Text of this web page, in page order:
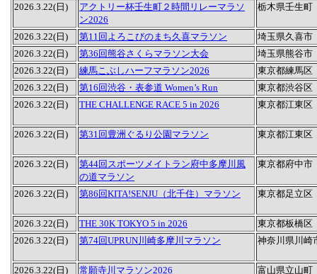
2026.3.22(日)
アクトリー杯壬生町２時間リレーマラソ
ン2026
栃木県壬生町
2026.3.22(日) 第11回よろこびのまち久喜マラソン
埼玉県久喜市
2026.3.22(日)
第36回熊谷さくらマラソン大会
埼玉県熊谷市
2026.3.22(日)
練馬こぶしハーフマラソン2026
東京都練馬区
2026.3.22(日)
第16回渋谷・表参道 Women’s Run
東京都渋谷区
2026.3.22(日)
THE CHALLENGE RACE 5 in 2026 東京都江東区
2026.3.22(日) 第31回豊洲ぐるり公園マラソン 東京都江東区
2026.3.22(日)
第44回スポーツメイトラン府中多摩川風
の道マラソン
東京都府中市
2026.3.22(日) 第86回KITA!SENJU（北千住）マラソン 東京都足立区
2026.3.22(日) THE 30K TOKYO 5 in 2026
東京都板橋区
2026.3.22(日)
第74回UPRUN川崎多摩川マラソン 神奈川県川崎
2026.3.22(日) 常願寺川マラソン2026 富山県立山町